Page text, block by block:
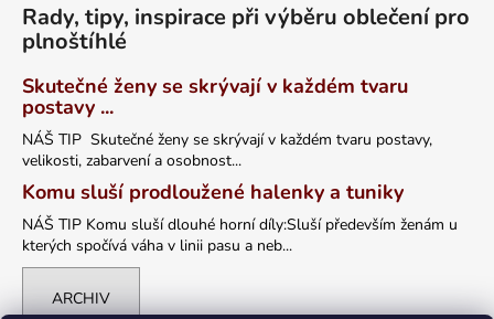
Rady, tipy, inspirace při výběru oblečení pro
plnoštíhlé
Skutečné ženy se skrývají v každém tvaru
postavy ...
NÁŠ TIP Skutečné ženy se skrývají v každém tvaru postavy,
velikosti, zabarvení a osobnost...
Komu sluší prodloužené halenky a tuniky
NÁŠ TIP Komu sluší dlouhé horní díly:Sluší především ženám u
kterých spočívá váha v linii pasu a neb...
ARCHIV